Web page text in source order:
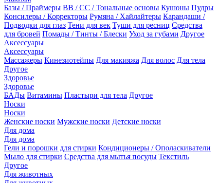
Базы / Праймеры BB / CC / Тональные основы Кушоны Пудры
Консилеры / Корректоры Румяна / Хайлайтеры Карандаши /
Подводки для глаз Тени для век Туши для ресниц Средства
для бровей Помады / Тинты / Блески Уход за губами Другое
Аксессуары
Аксессуары
Массажеры Кинезиотейпы Для макияжа Для волос Для тела
Другое
Здоровье
Здоровье
БАДы Витамины Пластыри для тела Другое
Носки
Носки
Женские носки Мужские носки Детские носки
Для дома
Для дома
Гели и порошки для стирки Кондиционеры / Ополаскиватели
Мыло для стирки Средства для мытья посуды Текстиль
Другое
Для животных